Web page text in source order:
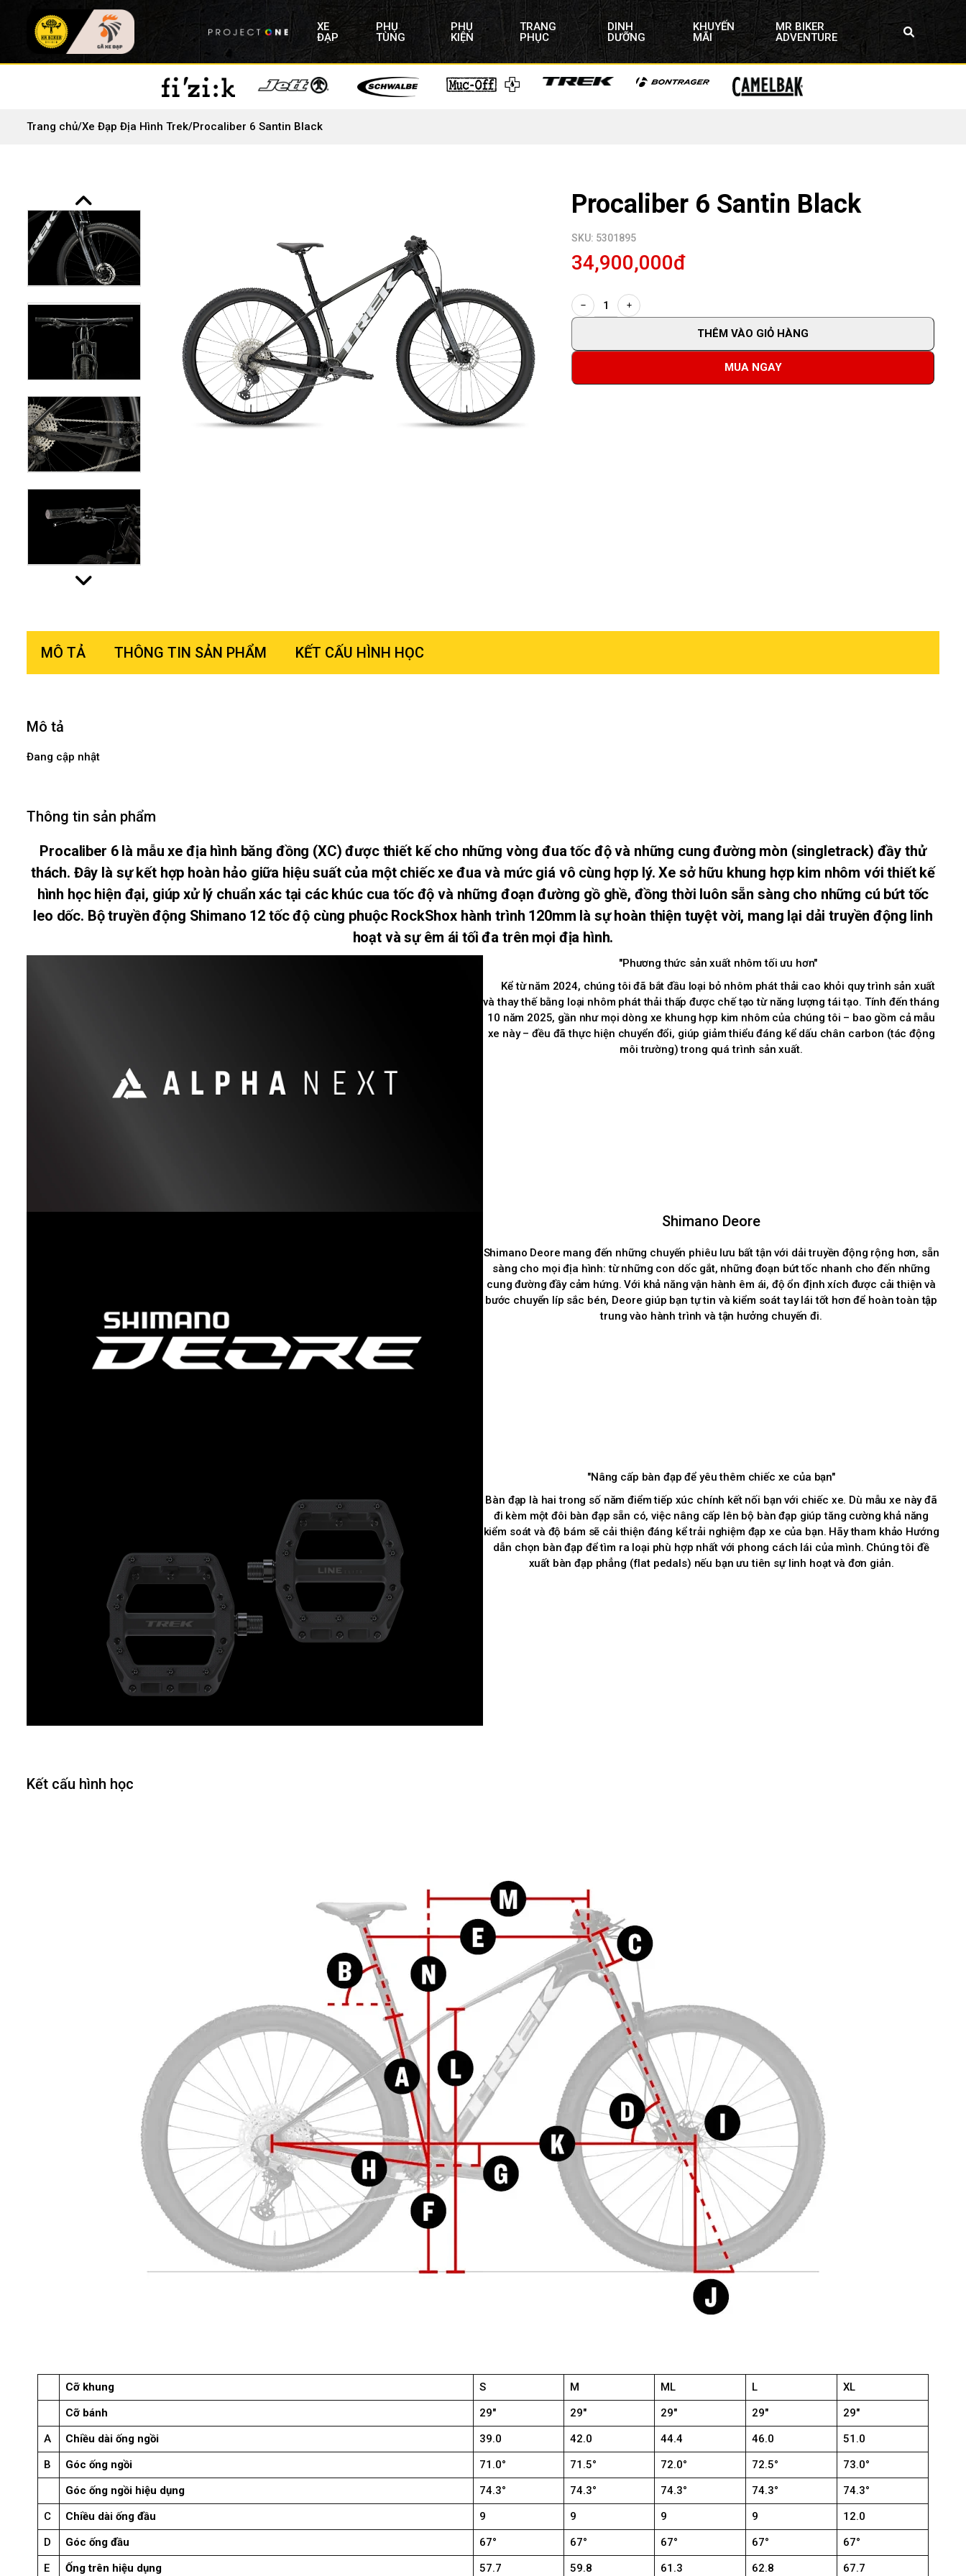
XE
ĐẠP
PHỤ
TÙNG
PHỤ
KIỆN
TRANG
PHỤC
DINH
DƯỠNG
KHUYẾN
MÃI
MR BIKER
ADVENTURE
Trang chủ/Xe Đạp Địa Hình Trek/Procaliber 6 Santin Black
Procaliber 6 Santin Black
SKU: 5301895
34,900,000đ
THÊM VÀO GIỎ HÀNG
MUA NGAY
MÔ TẢ THÔNG TIN SẢN PHẨM KẾT CẤU HÌNH HỌC
Mô tả
Đang cập nhật
Thông tin sản phẩm
Procaliber 6 là mẫu xe địa hình băng đồng (XC) được thiết kế cho những vòng đua tốc độ và những cung đường mòn (singletrack) đầy thử
thách. Đây là sự kết hợp hoàn hảo giữa hiệu suất của một chiếc xe đua và mức giá vô cùng hợp lý. Xe sở hữu khung hợp kim nhôm với thiết kế
hình học hiện đại, giúp xử lý chuẩn xác tại các khúc cua tốc độ và những đoạn đường gồ ghề, đồng thời luôn sẵn sàng cho những cú bứt tốc
leo dốc. Bộ truyền động Shimano 12 tốc độ cùng phuộc RockShox hành trình 120mm là sự hoàn thiện tuyệt vời, mang lại dải truyền động linh
hoạt và sự êm ái tối đa trên mọi địa hình.
"Phương thức sản xuất nhôm tối ưu hơn"
Kể từ năm 2024, chúng tôi đã bắt đầu loại bỏ nhôm phát thải cao khỏi quy trình sản xuất
và thay thế bằng loại nhôm phát thải thấp được chế tạo từ năng lượng tái tạo. Tính đến tháng
10 năm 2025, gần như mọi dòng xe khung hợp kim nhôm của chúng tôi – bao gồm cả mẫu
xe này – đều đã thực hiện chuyển đổi, giúp giảm thiểu đáng kể dấu chân carbon (tác động
môi trường) trong quá trình sản xuất.
Shimano Deore
Shimano Deore mang đến những chuyến phiêu lưu bất tận với dải truyền động rộng hơn, sẵn
sàng cho mọi địa hình: từ những con dốc gắt, những đoạn bứt tốc nhanh cho đến những
cung đường đầy cảm hứng. Với khả năng vận hành êm ái, độ ổn định xích được cải thiện và
bước chuyển líp sắc bén, Deore giúp bạn tự tin và kiểm soát tay lái tốt hơn để hoàn toàn tập
trung vào hành trình và tận hưởng chuyến đi.
"Nâng cấp bàn đạp để yêu thêm chiếc xe của bạn"
Bàn đạp là hai trong số năm điểm tiếp xúc chính kết nối bạn với chiếc xe. Dù mẫu xe này đã
đi kèm một đôi bàn đạp sẵn có, việc nâng cấp lên bộ bàn đạp giúp tăng cường khả năng
kiểm soát và độ bám sẽ cải thiện đáng kể trải nghiệm đạp xe của bạn. Hãy tham khảo Hướng
dẫn chọn bàn đạp để tìm ra loại phù hợp nhất với phong cách lái của mình. Chúng tôi đề
xuất bàn đạp phẳng (flat pedals) nếu bạn ưu tiên sự linh hoạt và đơn giản.
Kết cấu hình học
Cỡ khung S M ML L
XL
Cỡ bánh
29″ 29″ 29″ 29″
29″
A
Chiều dài ống ngồi 39.0 42.0 44.4 46.0
51.0
B
Góc ống ngồi 71.0° 71.5° 72.0° 72.5°
73.0°
Góc ống ngồi hiệu dụng
74.3° 74.3° 74.3° 74.3°
74.3°
C
Chiều dài ống đầu 9 9 9 9
12.0
D
Góc ống đầu 67° 67° 67° 67°
67°
E
Ống trên hiệu dụng 57.7 59.8 61.3 62.8 67.7